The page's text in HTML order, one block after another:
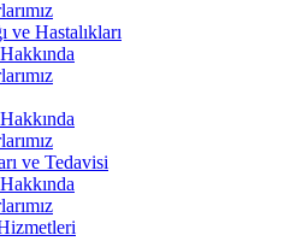
ve Hastalıkları
ve Tedavisi